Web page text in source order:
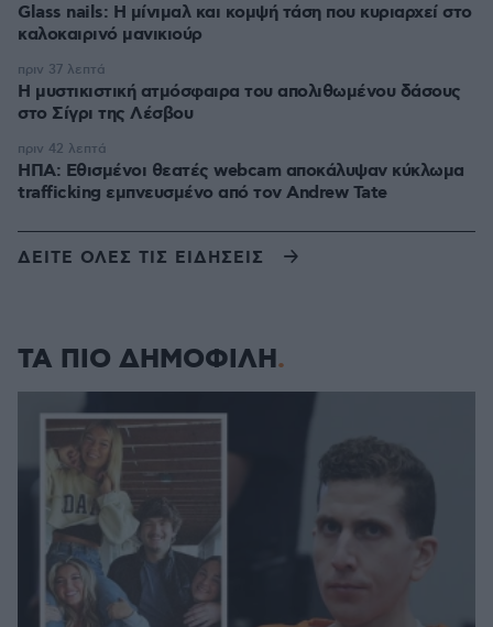
Glass nails: Η μίνιμαλ και κομψή τάση που κυριαρχεί στο
καλοκαιρινό μανικιούρ
Η μυστικιστική ατμόσφαιρα του απολιθωμένου δάσους
στο Σίγρι της Λέσβου
πριν 37 λεπτά
ΗΠΑ: Εθισμένοι θεατές webcam αποκάλυψαν κύκλωμα
trafficking εμπνευσμένο από τον Andrew Tate
πριν 42 λεπτά
ΔΕΙΤΕ ΟΛΕΣ ΤΙΣ ΕΙΔΗΣΕΙΣ
ΤΑ ΠΙΟ ΔΗΜΟΦΙΛΗ